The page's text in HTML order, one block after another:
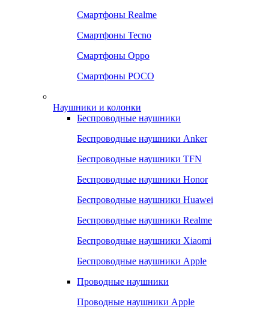
Смартфоны Realme
Смартфоны Tecno
Смартфоны Oppo
Смартфоны POCO
Наушники и колонки
Беспроводные наушники
Беспроводные наушники Anker
Беспроводные наушники TFN
Беспроводные наушники Honor
Беспроводные наушники Huawei
Беспроводные наушники Realme
Беспроводные наушники Xiaomi
Беспроводные наушники Apple
Проводные наушники
Проводные наушники Apple